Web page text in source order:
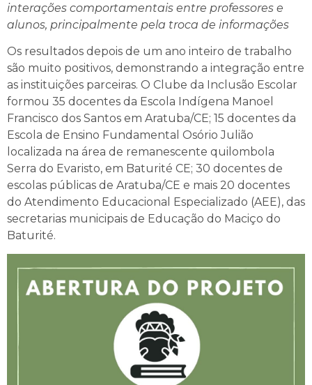
interações comportamentais entre professores e
alunos, principalmente pela troca de informações
Os resultados depois de um ano inteiro de trabalho
são muito positivos, demonstrando a integração entre
as instituições parceiras. O Clube da Inclusão Escolar
formou 35 docentes da Escola Indígena Manoel
Francisco dos Santos em Aratuba/CE; 15 docentes da
Escola de Ensino Fundamental Osório Julião
localizada na área de remanescente quilombola
Serra do Evaristo, em Baturité CE; 30 docentes de
escolas públicas de Aratuba/CE e mais 20 docentes
do Atendimento Educacional Especializado (AEE), das
secretarias municipais de Educação do Maciço do
Baturité.